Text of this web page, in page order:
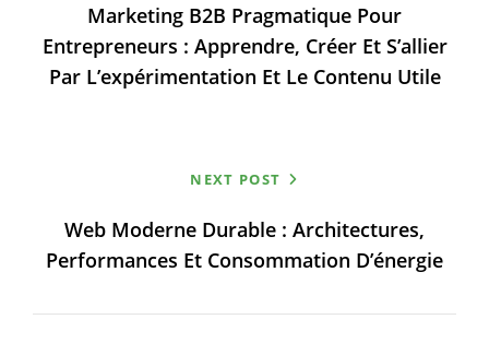
l’article
Marketing B2B Pragmatique Pour
Entrepreneurs : Apprendre, Créer Et S’allier
Par L’expérimentation Et Le Contenu Utile
NEXT POST
Web Moderne Durable : Architectures,
Performances Et Consommation D’énergie